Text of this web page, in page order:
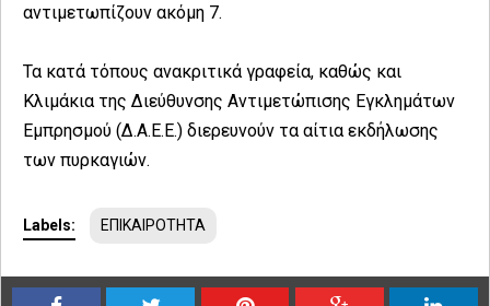
αντιμετωπίζουν ακόμη 7.
Τα κατά τόπους ανακριτικά γραφεία, καθώς και
Κλιμάκια της Διεύθυνσης Αντιμετώπισης Εγκλημάτων
Εμπρησμού (Δ.Α.Ε.Ε.) διερευνούν τα αίτια εκδήλωσης
των πυρκαγιών.
Labels: ΕΠΙΚΑΙΡΟΤΗΤΑ